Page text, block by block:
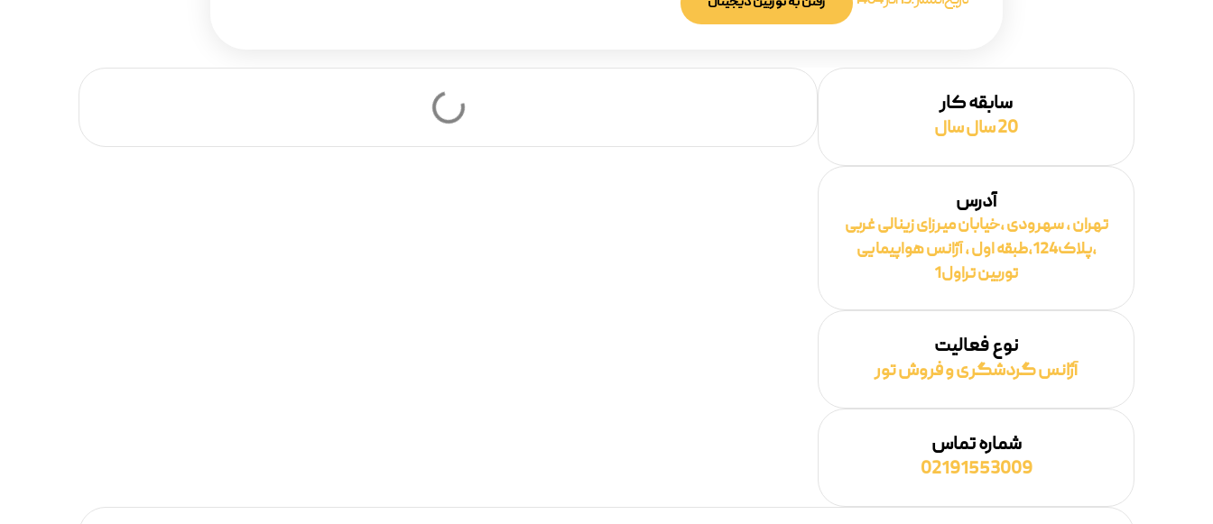
سابقه کار
20 سال سال
آدرس
تهران , سهرودی ,خیابان میرزای زینالی غربی
,پلاک124,طبقه اول , آژانس هواپیمایی
توربین تراول1
نوع فعالیت
آژانس گردشگری و فروش تور
شماره تماس
02191553009